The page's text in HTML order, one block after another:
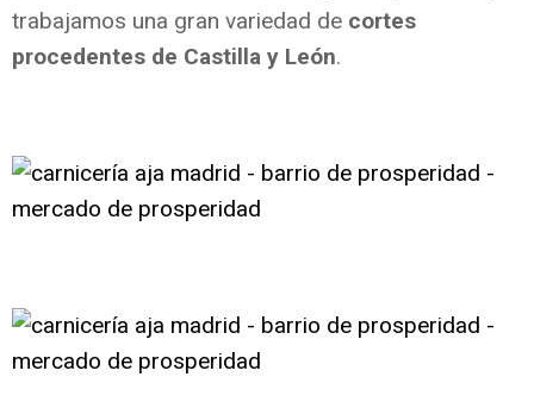
trabajamos una gran variedad de cortes
procedentes de Castilla y León.